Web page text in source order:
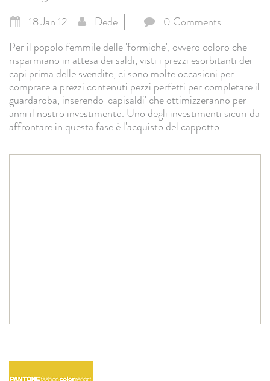
18 Jan 12 Dede
0 Comments
Per il popolo femmile delle 'formiche', ovvero coloro che
risparmiano in attesa dei saldi, visti i prezzi esorbitanti dei
capi prima delle svendite, ci sono molte occasioni per
comprare a prezzi contenuti pezzi perfetti per completare il
guardaroba, inserendo 'capisaldi' che ottimizzeranno per
anni il nostro investimento. Uno degli investimenti sicuri da
affrontare in questa fase è l'acquisto del cappotto. ...